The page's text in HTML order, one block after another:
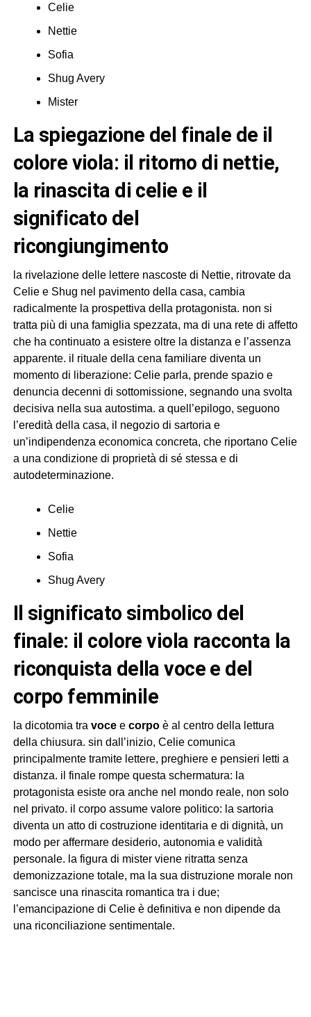
Celie
Nettie
Sofia
Shug Avery
Mister
la spiegazione del finale de il
colore viola: il ritorno di nettie,
la rinascita di celie e il
significato del
ricongiungimento
la rivelazione delle lettere nascoste di Nettie, ritrovate da
Celie e Shug nel pavimento della casa, cambia
radicalmente la prospettiva della protagonista. non si
tratta più di una famiglia spezzata, ma di una rete di affetto
che ha continuato a esistere oltre la distanza e l’assenza
apparente. il rituale della cena familiare diventa un
momento di liberazione: Celie parla, prende spazio e
denuncia decenni di sottomissione, segnando una svolta
decisiva nella sua autostima. a quell’epilogo, seguono
l’eredità della casa, il negozio di sartoria e
un’indipendenza economica concreta, che riportano Celie
a una condizione di proprietà di sé stessa e di
autodeterminazione.
Celie
Nettie
Sofia
Shug Avery
il significato simbolico del
finale: il colore viola racconta la
riconquista della voce e del
corpo femminile
la dicotomia tra vocee corpoè al centro della lettura
della chiusura. sin dall’inizio, Celie comunica
principalmente tramite lettere, preghiere e pensieri letti a
distanza. il finale rompe questa schermatura: la
protagonista esiste ora anche nel mondo reale, non solo
nel privato. il corpo assume valore politico: la sartoria
diventa un atto di costruzione identitaria e di dignità, un
modo per affermare desiderio, autonomia e validità
personale. la figura di mister viene ritratta senza
demonizzazione totale, ma la sua distruzione morale non
sancisce una rinascita romantica tra i due;
l’emancipazione di Celie è definitiva e non dipende da
una riconciliazione sentimentale.